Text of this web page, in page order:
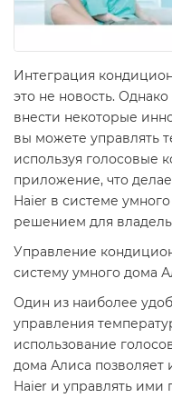
Интеграция
это не новость.
внести некоторые
вы можете управлять
используя голосовые
приложение, что
Haier в системе
решением для
Управление
систему умного дома
Один из наиболее
управления
использование
дома Алиса
Haier и управлять